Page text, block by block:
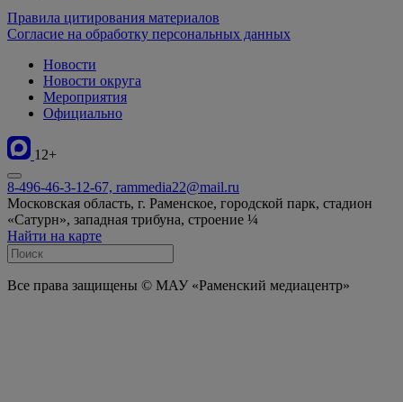
Правила цитирования материалов
Согласие на обработку персональных данных
Новости
Новости округа
Мероприятия
Официально
12+
8-496-46-3-12-67, rammedia22@mail.ru
Московская область, г. Раменское, городской парк, стадион
«Сатурн», западная трибуна, строение ¼
Найти на карте
Все права защищены © МАУ «Раменский медиацентр»